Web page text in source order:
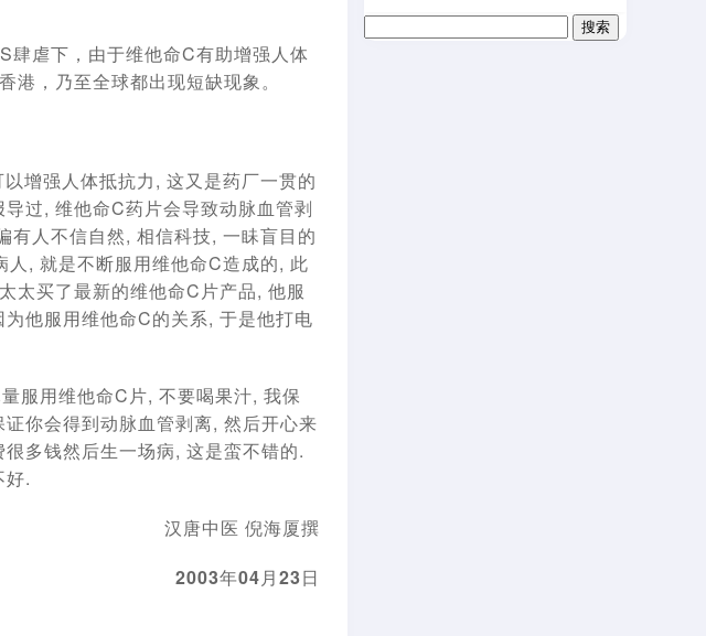
虐下，由于维他命C有助增强人体
，乃至全球都出现短缺现象。
增强人体抵抗力, 这又是药厂一贯的
过, 维他命C药片会导致动脉血管剥
有人不信自然, 相信科技, 一眛盲目的
, 就是不断服用维他命C造成的, 此
太买了最新的维他命C片产品, 他服
他服用维他命C的关系, 于是他打电
服用维他命C片, 不要喝果汁, 我保
你会得到动脉血管剥离, 然后开心来
多钱然后生一场病, 这是蛮不错的.
好.
汉唐中医 倪海厦撰
2003年04月23日
搜